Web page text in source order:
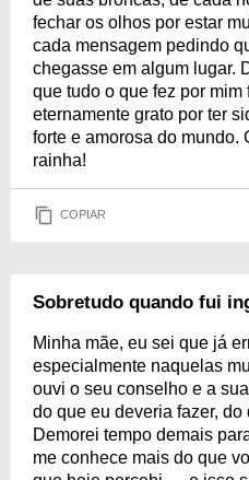
fechar os olhos por estar
cada mensagem pedindo
chegasse em algum lugar.
que tudo o que fez por mim
eternamente grato por ter
forte e amorosa do mundo.
rainha!
COPIAR
Sobretudo quando fui
Minha mãe, eu sei que já
especialmente naquelas
ouvi o seu conselho e a
do que eu deveria fazer,
Demorei tempo demais
me conhece mais do que